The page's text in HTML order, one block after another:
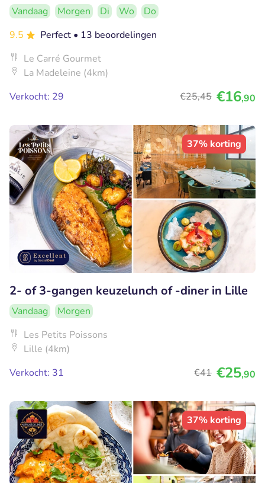
Vandaag Morgen Di Wo
Do
9.5
Perfect • 13 beoordelingen
Le Carré Gourmet
La Madeleine (4km)
Verkocht: 29
€25,45 €16,90
37% korting
2- of 3-gangen keuzelunch of -diner in Lille
Vandaag
Morgen
Les Petits Poissons
Lille (4km)
Verkocht: 31
€41 €25,90
37% korting